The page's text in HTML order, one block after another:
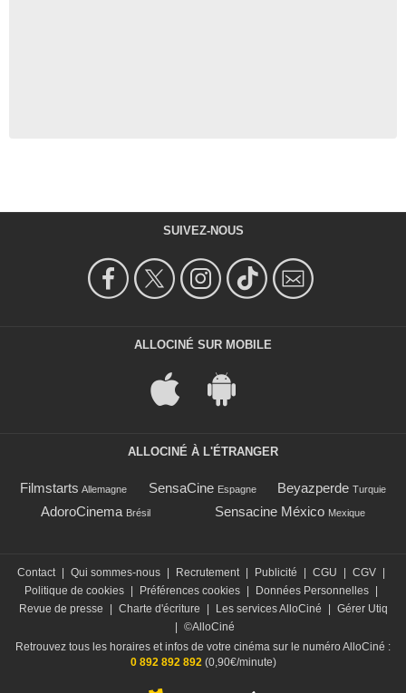
SUIVEZ-NOUS
ALLOCINÉ SUR MOBILE
ALLOCINÉ À L'ÉTRANGER
Filmstarts Allemagne SensaCine Espagne Beyazperde Turquie
AdoroCinema Brésil Sensacine México Mexique
Contact Qui sommes-nous Recrutement Publicité CGU CGV
Politique de cookies
Préférences cookies Données Personnelles
Revue de presse
Charte d'écriture Les services AlloCiné
Gérer Utiq
©AlloCiné
Retrouvez tous les horaires et infos de votre cinéma sur le numéro AlloCiné :
0 892 892 892(0,90€/minute)